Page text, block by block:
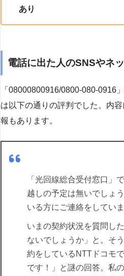
あり
電話に出た人のSNSやネ
「08000800916/0800-080-0916
は以下の通りの評判でした。内
報もあります。
「光回線総合受付窓口」
越しの予定は無いでしょ
いる方にご連絡をしてい
いまの契約状況を質問し
ないでしょうか」と。そ
約をしているNTTドコモ
です！」と謎の回答。私